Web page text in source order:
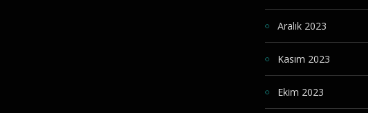
Aralık 2023
Kasım 2023
Ekim 2023